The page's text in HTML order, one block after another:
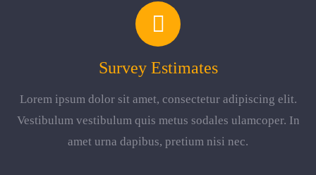
Survey Estimates
Lorem ipsum dolor sit amet, consectetur adipiscing elit.
Vestibulum vestibulum quis metus sodales ulamcoper. In
amet urna dapibus, pretium nisi nec.